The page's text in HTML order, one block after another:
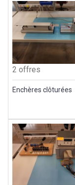
2 offres
Enchères clôturées